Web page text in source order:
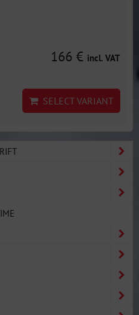
166 € incl. VAT
SELECT VARIANT